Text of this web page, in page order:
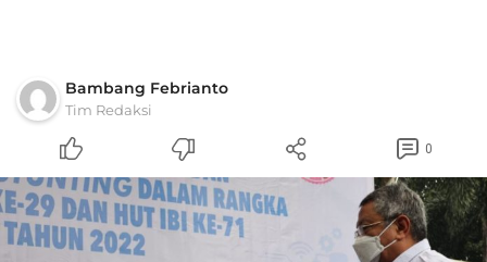
Bambang Febrianto
Tim Redaksi
0